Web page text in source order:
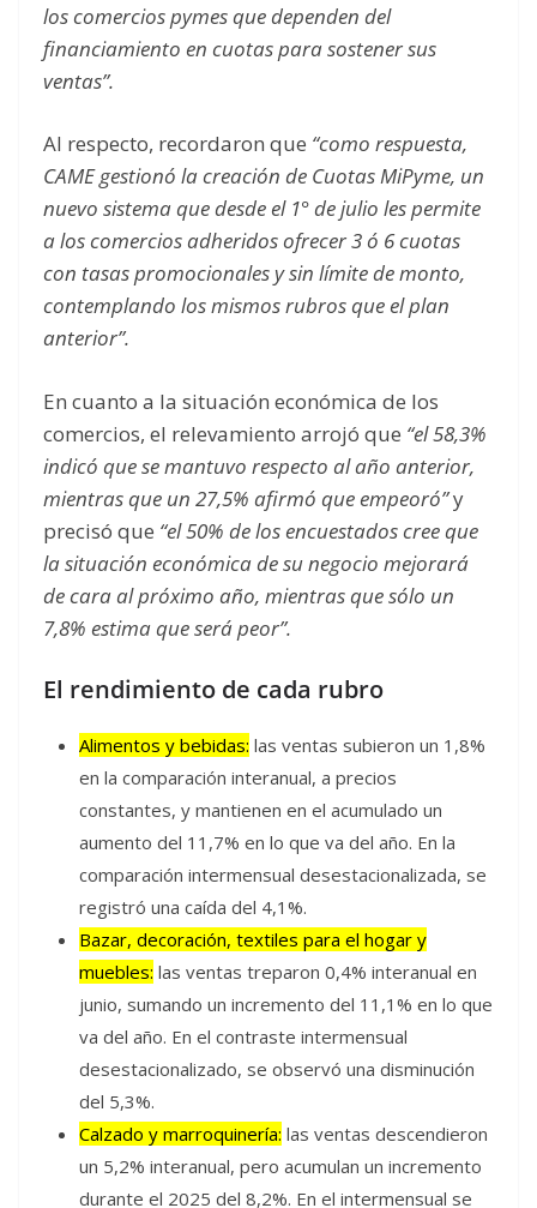
los comercios pymes que dependen del
financiamiento en cuotas para sostener sus
ventas”.
Al respecto, recordaron que “como respuesta,
CAME gestionó la creación de Cuotas MiPyme, un
nuevo sistema que desde el 1° de julio les permite
a los comercios adheridos ofrecer 3 ó 6 cuotas
con tasas promocionales y sin límite de monto,
contemplando los mismos rubros que el plan
anterior”.
En cuanto a la situación económica de los
comercios, el relevamiento arrojó que “el 58,3%
indicó que se mantuvo respecto al año anterior,
mientras que un 27,5% afirmó que empeoró”y
precisó que “el 50% de los encuestados cree que
la situación económica de su negocio mejorará
de cara al próximo año, mientras que sólo un
7,8% estima que será peor”.
El rendimiento de cada rubro
Alimentos y bebidas: las ventas subieron un 1,8%
en la comparación interanual, a precios
constantes, y mantienen en el acumulado un
aumento del 11,7% en lo que va del año. En la
comparación intermensual desestacionalizada, se
registró una caída del 4,1%.
Bazar, decoración, textiles para el hogar y
muebles: las ventas treparon 0,4% interanual en
junio, sumando un incremento del 11,1% en lo que
va del año. En el contraste intermensual
desestacionalizado, se observó una disminución
del 5,3%.
Calzado y marroquinería: las ventas descendieron
un 5,2% interanual, pero acumulan un incremento
durante el 2025 del 8,2%. En el intermensual se